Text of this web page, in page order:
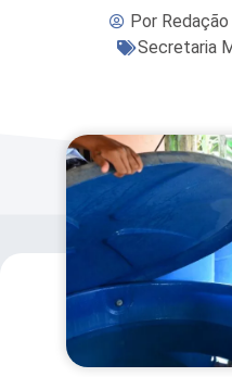
PorRedação
Secretaria